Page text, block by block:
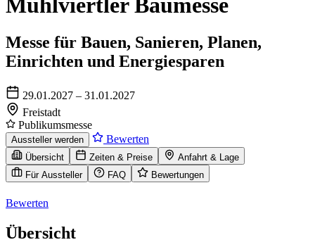
Messe für Bauen, Sanieren, Planen,
Einrichten und Energiesparen
29.01.2027 – 31.01.2027
Freistadt
Publikumsmesse
Aussteller werden Bewerten
Übersicht Zeiten & Preise
Anfahrt & Lage
Für Aussteller
FAQ Bewertungen
Bewerten
Übersicht